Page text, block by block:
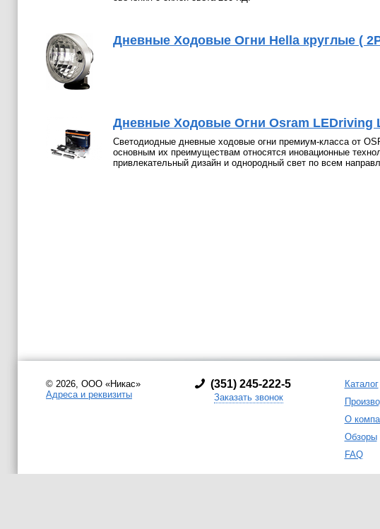
Дневные Ходовые Огни Hella круглые (
Дневные Ходовые Огни Osram LEDriving
Светодиодные дневные ходовые огни премиум-класса от
основным их преимуществам относятся иновационные
привлекательный дизайн и однородный свет по всем
© 2026, ООО «Никас»
Адреса и реквизиты
(351) 245-222-5
Заказать звонок
Каталог
О
Обзоры
FAQ